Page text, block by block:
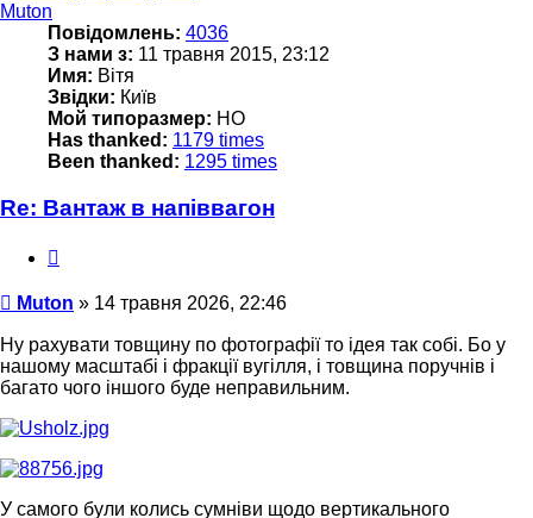
Muton
Повідомлень: 4036
З нами з: 11 травня 2015, 23:12
Имя: Вітя
Звідки: Київ
Мой типоразмер: НО
Has thanked: 1179 times
Been thanked: 1295 times
Re: Вантаж в напіввагон
Повідомлення
Muton » 14 травня 2026, 22:46
Ну рахувати товщину по фотографії то ідея так собі. Бо у
нашому масштабі і фракції вугілля, і товщина поручнів і
багато чого іншого буде неправильним.
У самого були колись сумніви щодо вертикального